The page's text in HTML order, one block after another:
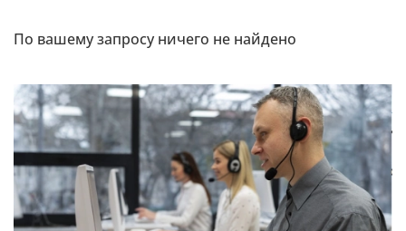
По вашему запросу ничего не найдено